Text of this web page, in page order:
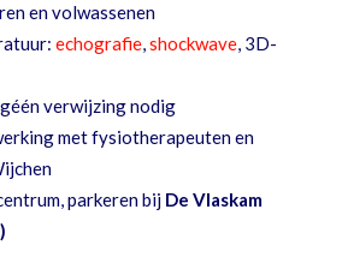
en volwassenen
echografie,shockwave, 3D-
verwijzing nodig
met fysiotherapeuten en
parkeren bij De Vlaskam